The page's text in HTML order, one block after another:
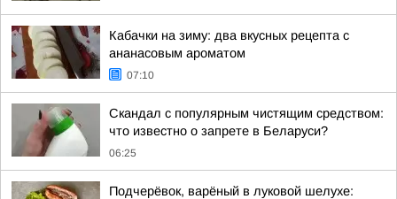
Кабачки на зиму: два вкусных рецепта с
ананасовым ароматом
07:10
Скандал с популярным чистящим средством:
что известно о запрете в Беларуси?
06:25
Подчерёвок, варёный в луковой шелухе: